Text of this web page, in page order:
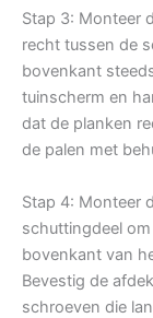
Stap 3: Monteer
recht tussen de
bovenkant
tuinscherm en
dat de planken
de palen met
Stap 4: Monteer
schuttingdeel
bovenkant van
Bevestig de
schroeven die